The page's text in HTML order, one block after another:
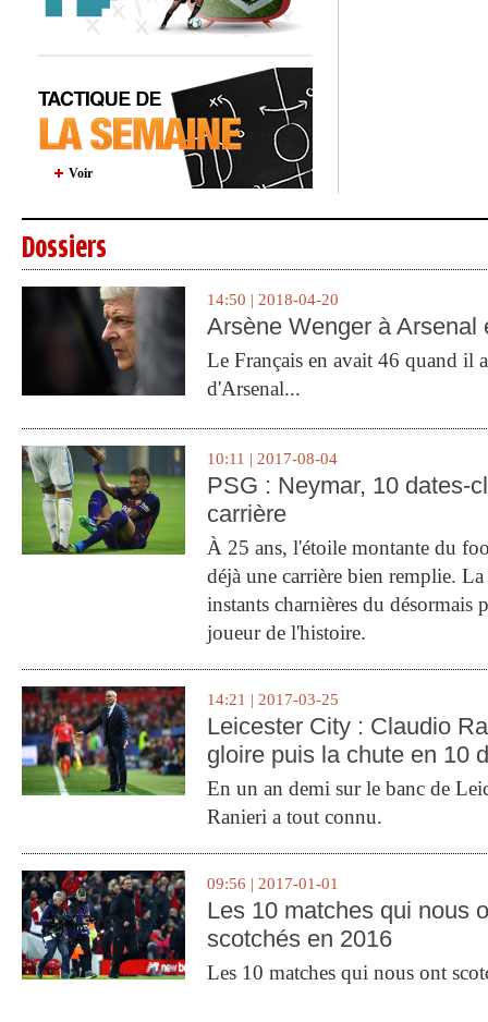
Voir
Dossiers
14:50 | 2018-04-20
Arsène Wenger à Arsenal
Le Français en avait 46 quand il
d'Arsenal...
10:11 | 2017-08-04
PSG : Neymar, 10 dates-
carrière
À 25 ans, l'étoile montante du
déjà une carrière bien remplie.
instants charnières du désormais
joueur de l'histoire.
14:21 | 2017-03-25
Leicester City : Claudio
gloire puis la chute en 10
En un an demi sur le banc de
Ranieri a tout connu.
09:56 | 2017-01-01
Les 10 matches qui nous
scotchés en 2016
Les 10 matches qui nous ont